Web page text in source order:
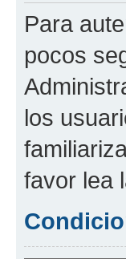
Para
pocos
los
favor lea